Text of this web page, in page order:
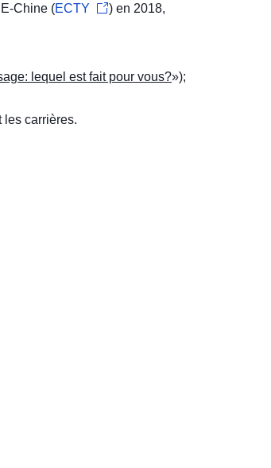
Chine (ECTY
) en 2018,
lequel est fait pour vous?»);
les carrières.